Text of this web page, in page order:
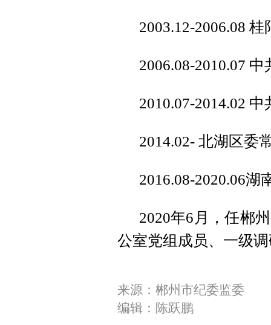
2003.12-2006.08
2006.08-2010.07
2010.07-2014.02
2014.02- 北湖区委
2016.08-2020.06湖
2020年6月，任郴
公室党组成员、一级
来源：郴州市纪委监委
编辑：陈跃鹏